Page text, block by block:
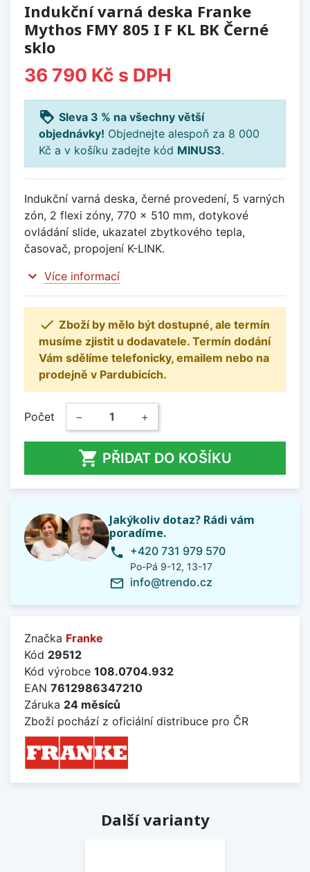
Indukční varná deska Franke
Mythos FMY 805 I F KL BK Černé
sklo
36 790 Kč s DPH
loyalty Sleva 3 % na všechny větší
objednávky! Objednejte alespoň za 8 000
Kč a v košíku zadejte kód MINUS3.
Indukční varná deska, černé provedení, 5 varných
zón, 2 flexi zóny, 770 x 510 mm, dotykové
ovládání slide, ukazatel zbytkového tepla,
časovač, propojení K-LINK.
expand_more Více informací
 Zboží by mělo být dostupné, ale termín
musíme zjistit u dodavatele. Termín dodání
Vám sdělíme telefonicky, emailem nebo na
prodejně v Pardubicích.
Počet − +
 PŘIDAT DO KOŠÍKU
Jakýkoliv dotaz? Rádi vám
poradíme.
phone +420 731 979 570
Po-Pá 9-12, 13-17
mail_outline info@trendo.cz
Značka Franke
Kód 29512
Kód výrobce 108.0704.932
EAN 7612986347210
Záruka 24 měsíců
Zboží pochází z oficiální distribuce pro ČR
Další varianty